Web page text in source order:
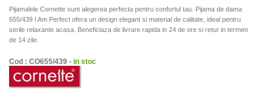
Pijamalele Cornette sunt alegerea perfecta pentru confortul tau. Pijama de dama
655/439 I Am Perfect ofera un design elegant si material de calitate, ideal pentru
serile relaxante acasa. Beneficiaza de livrare rapida in 24 de ore si retur in termen
de 14 zile.
Cod : CO655/439 - in stoc